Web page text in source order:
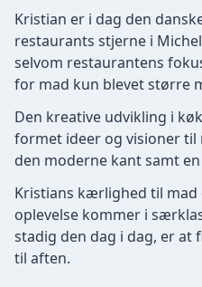
Kristian er i dag den
restaurants stjerne i
selvom restaurantens
for mad kun blevet større
Den kreative udvikling i
formet ideer og visioner
den moderne kant samt
Kristians kærlighed til
oplevelse kommer i
stadig den dag i dag, er
til aften.